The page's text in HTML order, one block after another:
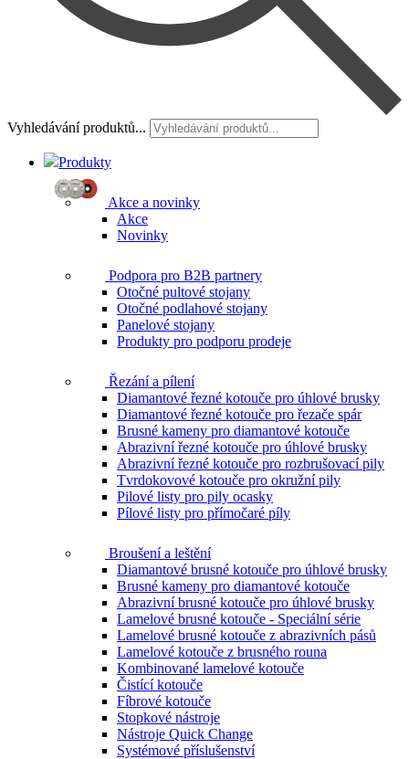
Vyhledávání produktů...
Produkty
Akce a novinky
Akce
Novinky
Podpora pro B2B partnery
Otočné pultové stojany
Otočné podlahové stojany
Panelové stojany
Produkty pro podporu prodeje
Řezání a pílení
Diamantové řezné kotouče pro úhlové brusky
Diamantové řezné kotouče pro řezače spár
Brusné kameny pro diamantové kotouče
Abrazivní řezné kotouče pro úhlové brusky
Abrazivní řezné kotouče pro rozbrušovací pily
Tvrdokovové kotouče pro okružní pily
Pilové listy pro pily ocasky
Pílové listy pro přímočaré píly
Broušení a leštění
Diamantové brusné kotouče pro úhlové brusky
Brusné kameny pro diamantové kotouče
Abrazivní brusné kotouče pro úhlové brusky
Lamelové brusné kotouče - Speciální série
Lamelové brusné kotouče z abrazivních pásů
Lamelové kotouče z brusného rouna
Kombinované lamelové kotouče
Čistící kotouče
Fíbrové kotouče
Stopkové nástroje
Nástroje Quick Change
Systémové příslušenství